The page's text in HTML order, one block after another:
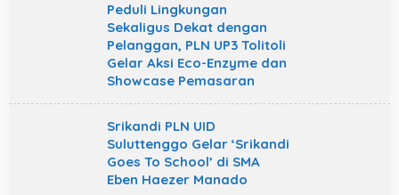
Peduli Lingkungan
Sekaligus Dekat dengan
Pelanggan, PLN UP3 Tolitoli
Gelar Aksi Eco-Enzyme dan
Showcase Pemasaran
Srikandi PLN UID
Suluttenggo Gelar ‘Srikandi
Goes To School’ di SMA
Eben Haezer Manado